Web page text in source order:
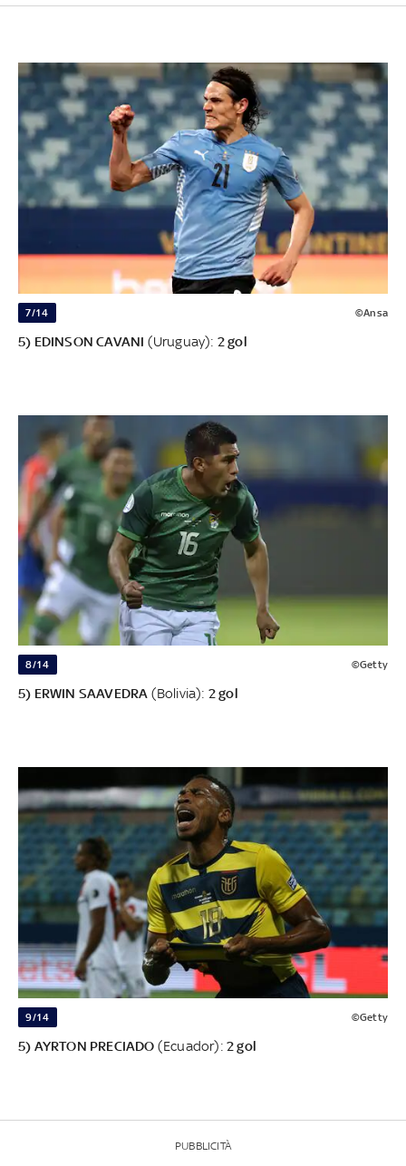
7/14 ©Ansa
5) EDINSON CAVANI (Uruguay): 2 gol
8/14 ©Getty
5) ERWIN SAAVEDRA (Bolivia): 2 gol
9/14 ©Getty
5) AYRTON PRECIADO (Ecuador):2 gol
PUBBLICITÀ